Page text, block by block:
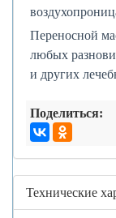
Переносной
любых
и других
Поделиться:
Технические